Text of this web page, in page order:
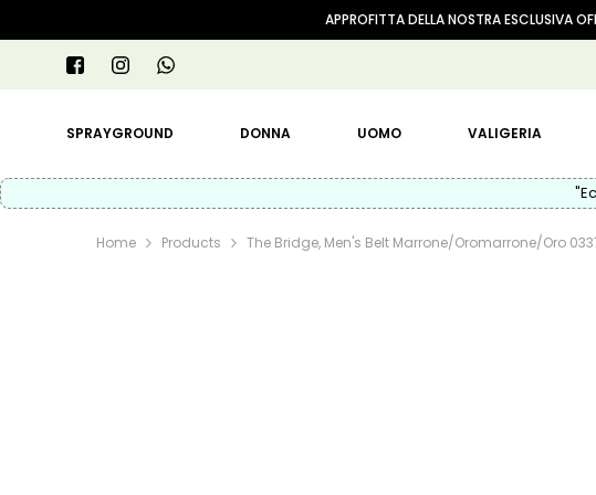
APPROFITTA DELLA NOSTRA ESCLUSIVA
SPRAYGROUND DONNA UOMO VALIGERIA
Home Products The Bridge, Men's Belt Marrone/oromarrone/oro